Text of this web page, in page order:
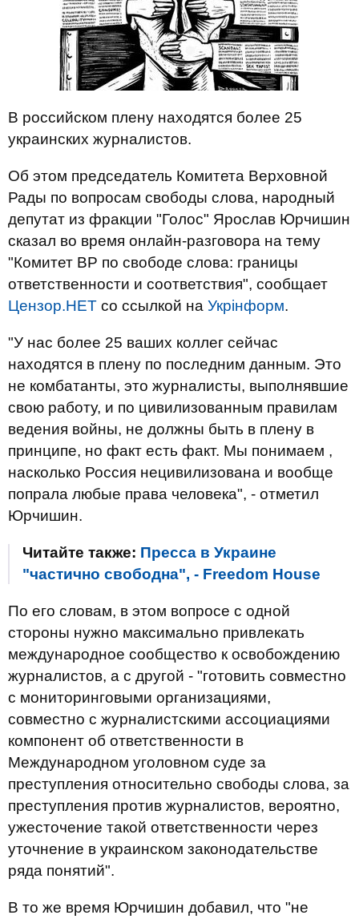
В российском плену находятся более 25
украинских журналистов.
Об этом председатель Комитета Верховной
Рады по вопросам свободы слова, народный
депутат из фракции "Голос" Ярослав Юрчишин
сказал во время онлайн-разговора на тему
"Комитет ВР по свободе слова: границы
ответственности и соответствия", сообщает
Цензор.НЕТ со ссылкой на Укрінформ.
"У нас более 25 ваших коллег сейчас
находятся в плену по последним данным. Это
не комбатанты, это журналисты, выполнявшие
свою работу, и по цивилизованным правилам
ведения войны, не должны быть в плену в
принципе, но факт есть факт. Мы понимаем ,
насколько Россия нецивилизована и вообще
попрала любые права человека", - отметил
Юрчишин.
Читайте также: Пресса в Украине
"частично свободна", - Freedom House
По его словам, в этом вопросе с одной
стороны нужно максимально привлекать
международное сообщество к освобождению
журналистов, а с другой - "готовить совместно
с мониторинговыми организациями,
совместно с журналистскими ассоциациями
компонент об ответственности в
Международном уголовном суде за
преступления относительно свободы слова, за
преступления против журналистов, вероятно,
ужесточение такой ответственности через
уточнение в украинском законодательстве
ряда понятий".
В то же время Юрчишин добавил, что "не